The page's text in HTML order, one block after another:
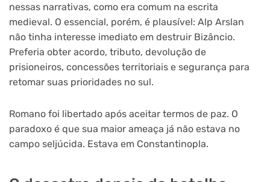
nessas narrativas, como era comum na escrita
medieval. O essencial, porém, é plausível: Alp Arslan
não tinha interesse imediato em destruir Bizâncio.
Preferia obter acordo, tributo, devolução de
prisioneiros, concessões territoriais e segurança para
retomar suas prioridades no sul.
Romano foi libertado após aceitar termos de paz. O
paradoxo é que sua maior ameaça já não estava no
campo seljúcida. Estava em Constantinopla.